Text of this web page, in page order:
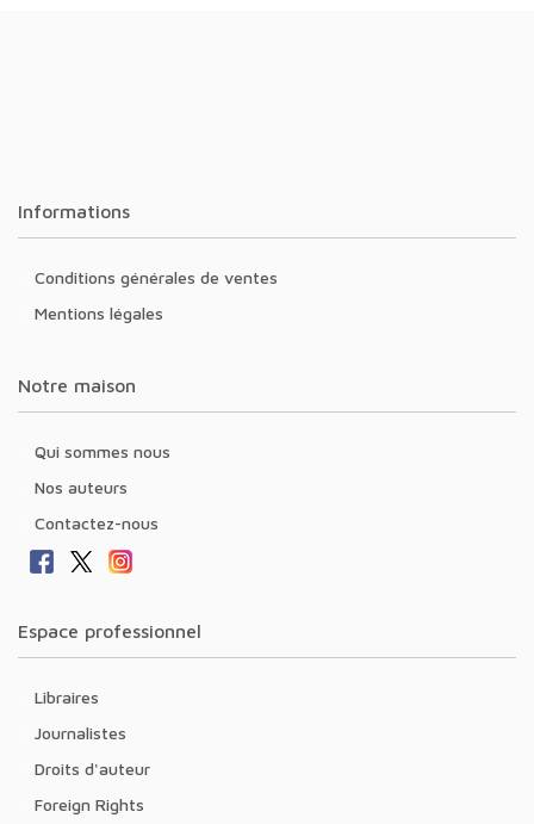
Informations
Conditions générales de ventes
Mentions légales
Notre maison
Qui sommes nous
Nos auteurs
Contactez-nous
Espace professionnel
Libraires
Journalistes
Droits d'auteur
Foreign Rights